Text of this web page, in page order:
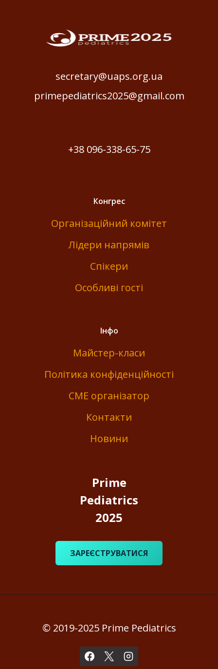
secretary@uaps.org.ua
primepediatrics2025@gmail.com
+38 096-338-65-75
Конгрес
Організаційний комітет
Лідери напрямів
Спікери
Особливі гості
Інфо
Майстер-класи
Політика конфіденційності
СМЕ організатор
Контакти
Новини
Prime
Pediatrics
2025
ЗАРЕЄСТРУВАТИСЯ
© 2019-2025 Prime Pediatrics